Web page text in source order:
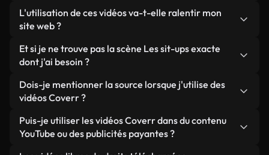
Les deux. Il s'agit d'une bibliothèque hybride
composée de véritables images filmées par des
générées par IA. Chaque vidéo est clairement
identifiée afin que vous sachiez toujours ce que
vous utilisez.
L'utilisation de ces vidéos va-t-elle ralentir mon
site web ?
Sauf si vous choisissez nos versions optimisées.
Nous proposons des formats légers, prêts pour le
ils conservent une qualité élevée tout en
minimisant les temps de chargement et en
améliorant des indicateurs comme le LCP.
Et si je ne trouve pas la scène Les sit-ups exacte
dont j'ai besoin ?
Vous pouvez en créer une instantanément avec
Coverr AI Studio. Il vous suffit de décrire la scène,
le Studio générera en quelques secondes une vidéo
personnalisée conforme à nos normes de licence.
Dois-je mentionner la source lorsque j'utilise des
vidéos Coverr ?
Aucune attribution n'est requise. Toutes les vidéos
de notre bibliothèque sont libres de droits et
Puis-je utiliser les vidéos Coverr dans du contenu
YouTube ou des publicités payantes ?
Oui. Toutes les séquences vidéo de Coverr peuvent